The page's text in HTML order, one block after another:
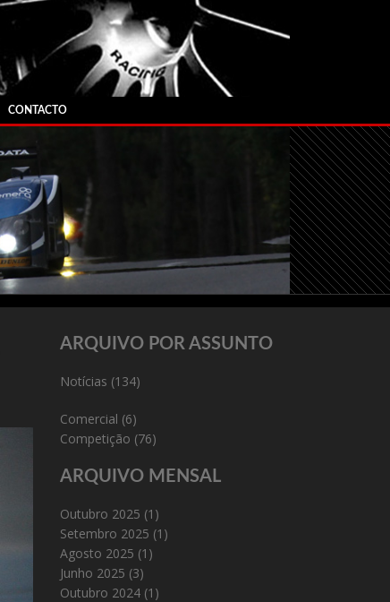
CONTACTO
ARQUIVO POR ASSUNTO
Notícias (134)
Comercial (6)
Competição (76)
ARQUIVO MENSAL
Outubro 2025 (1)
Setembro 2025 (1)
Agosto 2025 (1)
Junho 2025 (3)
Outubro 2024(1)